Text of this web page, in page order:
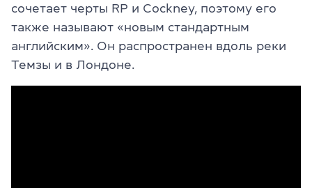
сочетает черты RP и Cockney, поэтому его
также называют «новым стандартным
английским». Он распространен вдоль реки
Темзы и в Лондоне.